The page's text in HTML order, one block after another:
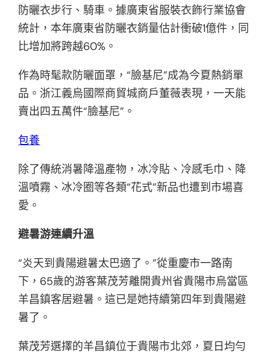
防曬衣步行、騎車。據廣東省服裝衣飾行業協會
統計，本年廣東省防曬衣銷量估計衝破1億件，同
比增加將跨越60%。
作為時髦款防曬面罩，“臉基尼”成為今夏熱銷單
品。浙江義烏國際商貿城商戶董薇表現，一天能
賣出四五萬件“臉基尼”。
包養
除了傳統消暑降溫產物，冰冷貼、冷感毛巾、降
溫噴霧、冰冷圈等各類“花式”新品也遭到市場喜
愛。
避暑游連續升溫
“炎天到貴陽避暑太巴適了。”從重慶市一路南
下，65歲的游客葉茂芳離開貴州省貴陽市烏當區
羊昌鎮客居避暑。這已是她持續第四年到貴陽避
暑了。
葉茂芳選擇的羊昌鎮位于貴陽市北郊，夏日均勻